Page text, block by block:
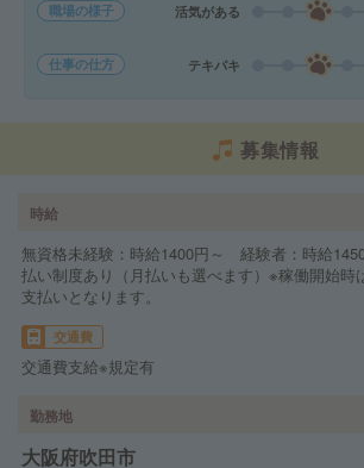
職場の様子 活気がある
仕事の仕方 テキパキ
募集情報
時給
無資格未経験：時給1400円～ 経験者：時給
払い制度あり（月払いも選べます）※稼働開始時
支払いとなります。
交通費
交通費支給※規定有
勤務地
大阪府吹田市